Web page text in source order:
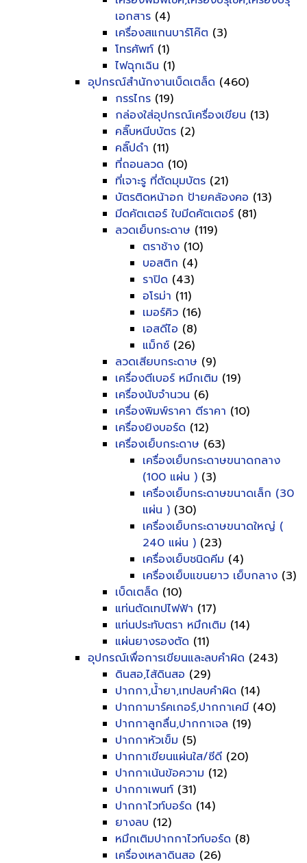
เอกสาร (4)
เครื่องสแกนบาร์โค๊ต (3)
โทรศัพท์ (1)
ไฟฉุกเฉิน (1)
อุปกรณ์สำนักงานเบ็ดเตล็ด (460)
กรรไกร (19)
กล่องใส่อุปกรณ์เครื่องเขียน (13)
คลิ๊บหนีบบัตร (2)
คลิ๊ปดำ (11)
ที่ถอนลวด (10)
ที่เจาะรู ที่ตัดมุมบัตร (21)
บัตรติดหน้าอก ป้ายคล้องคอ (13)
มีดคัตเตอร์ ใบมีดคัตเตอร์ (81)
ลวดเย็บกระดาษ (119)
ตราช้าง (10)
บอสติก (4)
ราปิด (43)
อโรม่า (11)
เมอร์คิว (16)
เอสดีไอ (8)
แม็กซ์ (26)
ลวดเสียบกระดาษ (9)
เครื่องตีเบอร์ หมึกเติม (19)
เครื่องนับจำนวน (6)
เครื่องพิมพ์ราคา ตีราคา (10)
เครื่องยิงบอร์ด (12)
เครื่องเย็บกระดาษ (63)
เครื่องเย็บกระดาษขนาดกลาง
(100 แผ่น ) (3)
เครื่องเย็บกระดาษขนาดเล็ก (30
แผ่น ) (30)
เครื่องเย็บกระดาษขนาดใหญ่ (
240 แผ่น ) (23)
เครื่องเย็บชนิดคีม (4)
เครื่องเย็บแขนยาว เย็บกลาง (3)
เบ็ดเตล็ด (10)
แท่นตัดเทปไฟฟ้า (17)
แท่นประทับตรา หมึกเติม (14)
แผ่นยางรองตัด (11)
อุปกรณ์เพื่อการเขียนและลบคำผิด (243)
ดินสอ,ไส้ดินสอ (29)
ปากกา,น้ำยา,เทปลบคำผิด (14)
ปากกามาร์คเกอร์,ปากกาเคมี (40)
ปากกาลูกลื่น,ปากกาเจล (19)
ปากกาหัวเข็ม (5)
ปากกาเขียนแผ่นใส/ซีดี (20)
ปากกาเน้นข้อความ (12)
ปากกาเพนท์ (31)
ปากกาไวท์บอร์ด (14)
ยางลบ (12)
หมึกเติมปากกาไวท์บอร์ด (8)
เครื่องเหลาดินสอ (26)